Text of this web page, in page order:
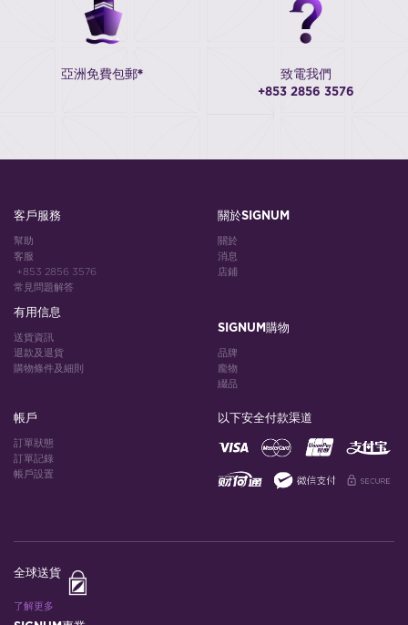
亞洲免費包郵* 致電我們
+853 2856 3576
客戶服務
幫助
客服
+853 2856 3576
常見問題解答
有用信息
送貨資訊
退款及退貨
購物條件及細則
關於SIGNUM
關於
消息
店鋪
SIGNUM購物
品牌
龐物
綴品
帳戶
訂單狀態
訂單記錄
帳戶設置
以下安全付款渠道
全球送貨
了解更多